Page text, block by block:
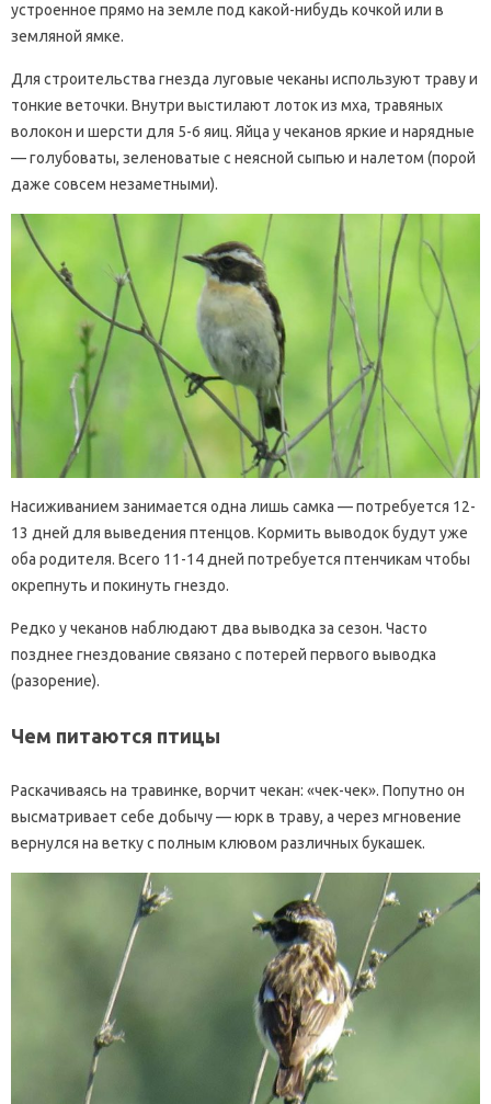
устроенное прямо на земле под какой-нибудь кочкой или в
земляной ямке.
Для строительства гнезда луговые чеканы используют траву и
тонкие веточки. Внутри выстилают лоток из мха, травяных
волокон и шерсти для 5-6 яиц. Яйца у чеканов яркие и нарядные
— голубоваты, зеленоватые с неясной сыпью и налетом (порой
даже совсем незаметными).
Насиживанием занимается одна лишь самка — потребуется 12-
13 дней для выведения птенцов. Кормить выводок будут уже
оба родителя. Всего 11-14 дней потребуется птенчикам чтобы
окрепнуть и покинуть гнездо.
Редко у чеканов наблюдают два выводка за сезон. Часто
позднее гнездование связано с потерей первого выводка
(разорение).
Чем питаются птицы
Раскачиваясь на травинке, ворчит чекан: «чек-чек». Попутно он
высматривает себе добычу — юрк в траву, а через мгновение
вернулся на ветку с полным клювом различных букашек.